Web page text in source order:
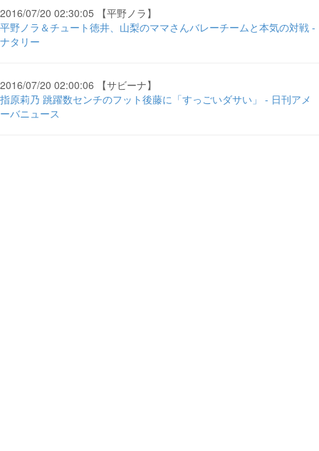
2016/07/20 02:30:05 【平野ノラ】
平野ノラ＆チュート徳井、山梨のママさんバレーチームと本気の対戦 -
ナタリー
2016/07/20 02:00:06 【サビーナ】
指原莉乃 跳躍数センチのフット後藤に「すっごいダサい」 - 日刊アメ
ーバニュース